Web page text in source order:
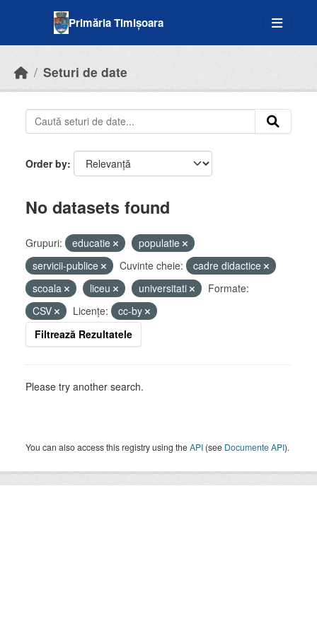
Primăria Timișoara
Seturi de date
Order by
No datasets found
Grupuri: educatie
populatie
servicii-publice
Cuvinte cheie:
cadre didactice
scoala
liceu universitati
Formate:
CSV
Licenţe:
cc-by
Filtrează Rezultatele
Please try another search.
You can also access this registry using theAPI (see Documente API).